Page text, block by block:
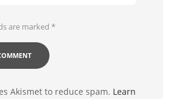
are marked *
Akismet to reduce spam. Learn